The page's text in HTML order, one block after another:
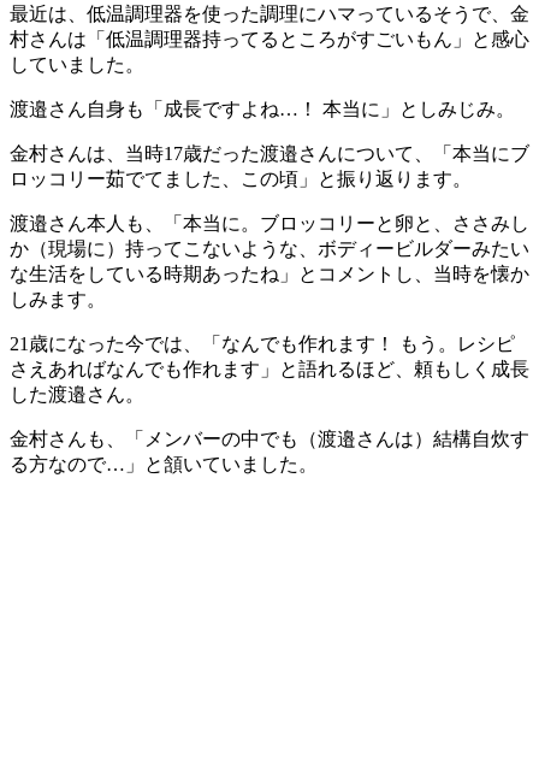
最近は、低温調理器を使った調理にハマっているそうで、金
村さんは「低温調理器持ってるところがすごいもん」と感心
していました。
渡邉さん自身も「成長ですよね…！ 本当に」としみじみ。
金村さんは、当時17歳だった渡邉さんについて、「本当にブ
ロッコリー茹でてました、この頃」と振り返ります。
渡邉さん本人も、「本当に。ブロッコリーと卵と、ささみし
か（現場に）持ってこないような、ボディービルダーみたい
な生活をしている時期あったね」とコメントし、当時を懐か
しみます。
21歳になった今では、「なんでも作れます！ もう。レシピ
さえあればなんでも作れます」と語れるほど、頼もしく成長
した渡邉さん。
金村さんも、「メンバーの中でも（渡邉さんは）結構自炊す
る方なので…」と頷いていました。